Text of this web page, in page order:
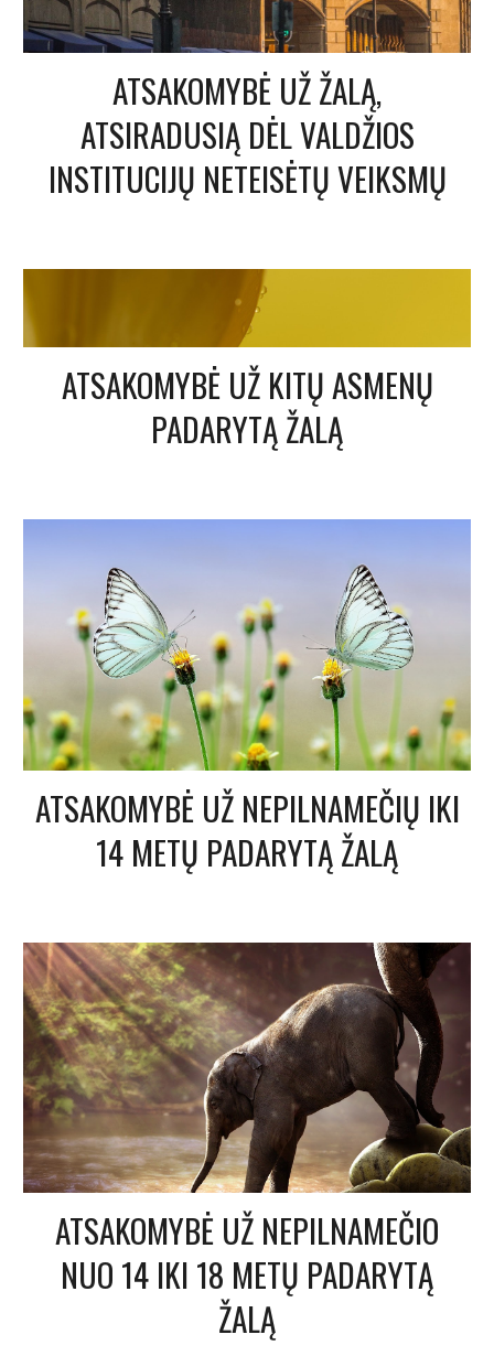
ATSAKOMYBĖ UŽ ŽALĄ,
ATSIRADUSIĄ DĖL VALDŽIOS
INSTITUCIJŲ NETEISĖTŲ VEIKSMŲ
ATSAKOMYBĖ UŽ KITŲ ASMENŲ
PADARYTĄ ŽALĄ
ATSAKOMYBĖ UŽ NEPILNAMEČIŲ IKI
14 METŲ PADARYTĄ ŽALĄ
ATSAKOMYBĖ UŽ NEPILNAMEČIO
NUO 14 IKI 18 METŲ PADARYTĄ
ŽALĄ